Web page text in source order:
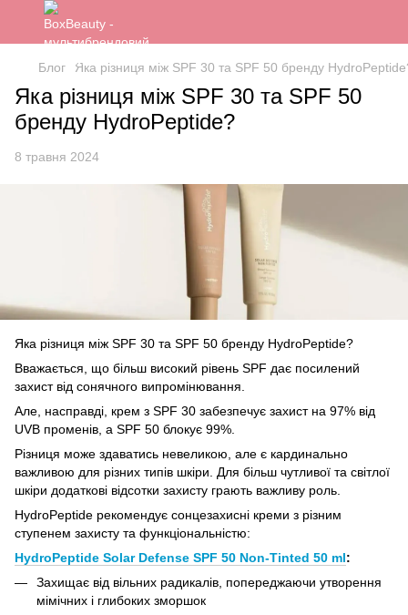
Блог Яка різниця між SPF 30 та SPF 50 бренду
Яка різниця між SPF 30 та SPF 50
бренду HydroPeptide?
8 травня 2024
Яка різниця між SPF 30 та SPF 50 бренду HydroPeptide?
Вважається, що більш високий рівень SPF дає посилений
захист від сонячного випромінювання.
Але, насправді, крем з SPF 30 забезпечує захист на 97% від
UVB променів, а SPF 50 блокує 99%.
Різниця може здаватись невеликою, але є кардинально
важливою для різних типів шкіри. Для більш чутливої та світлої
шкіри додаткові відсотки захисту грають важливу роль.
HydroPeptide рекомендує сонцезахисні креми з різним
ступенем захисту та функціональністю:
HydroPeptide Solar Defense SPF 50 Non-Tinted 50 ml:
Захищає від вільних радикалів, попереджаючи утворення
мімічних і глибоких зморшок